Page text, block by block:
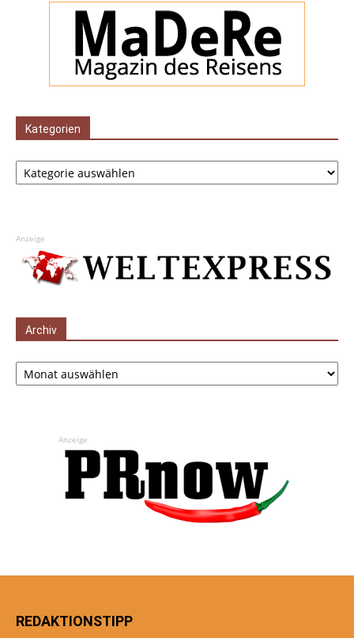
Kategorien
Kategorien
Anzeige
Archiv
Archiv
Anzeige
REDAKTIONSTIPP